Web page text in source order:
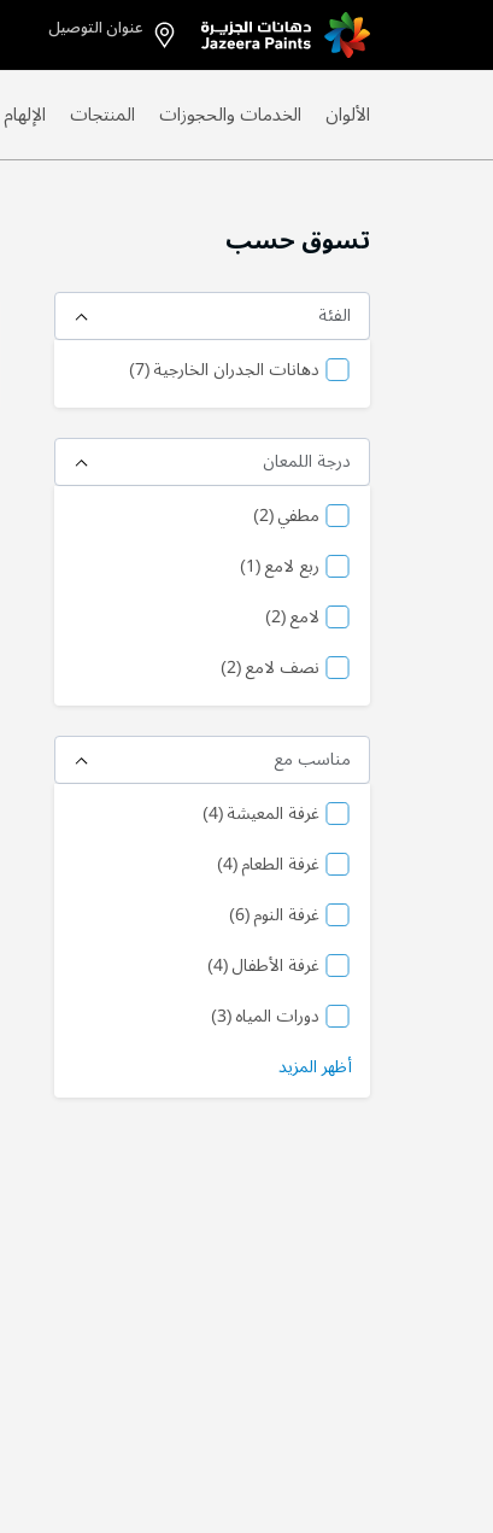
Skip
to
عنوان التوصيل
الألوان الخدمات والحجوزات المنتجات الإلهام
تسوق حسب
الفئة
دهانات الجدران الخارجية 7منتج
درجة اللمعان
مطفي 2منتج
ربع لامع 1منتج
لامع 2منتج
نصف لامع 2منتج
مناسب مع
غرفة المعيشة 4منتج
غرفة الطعام 4منتج
غرفة النوم 6منتج
غرفة الأطفال 4منتج
دورات المياه 3منتج
أظهر المزيد